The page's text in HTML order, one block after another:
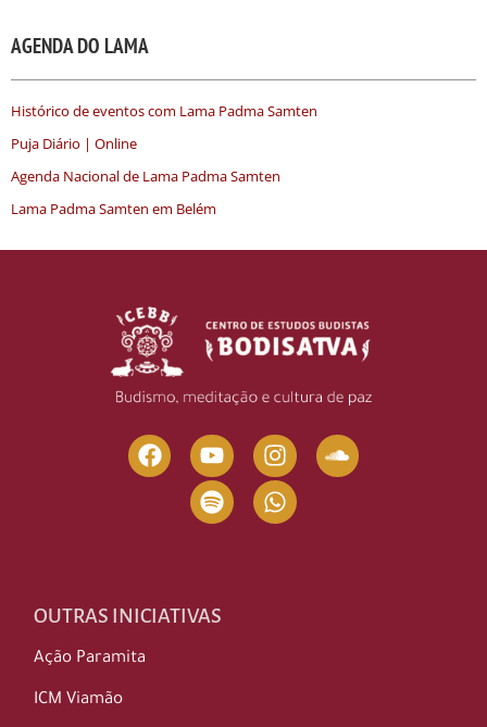
AGENDA DO LAMA
Histórico de eventos com Lama Padma Samten
Puja Diário | Online
Agenda Nacional de Lama Padma Samten
Lama Padma Samten em Belém
OUTRAS INICIATIVAS
Ação Paramita
ICM Viamão